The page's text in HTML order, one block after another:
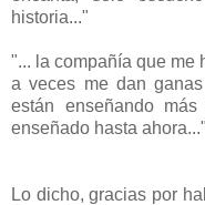
historia..."
"... la compañía que me
a veces me dan
están enseñando
enseñado hasta ahora..."
Lo dicho, gracias por